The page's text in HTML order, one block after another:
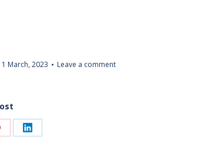
March, 2023 Leave a comment
Share